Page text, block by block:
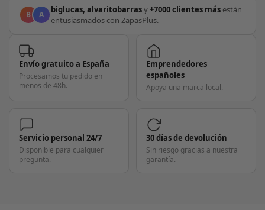
B A biglucas, alvaritobarrasy+7000 clientes más están
entusiasmados con ZapasPlus.
Envío gratuito a España
Procesamos tu pedido en
menos de 48h.
Emprendedores
españoles
Apoya una marca local.
Servicio personal 24/7
Disponible para cualquier
pregunta.
30 días de devolución
Sin riesgo gracias a nuestra
garantía.